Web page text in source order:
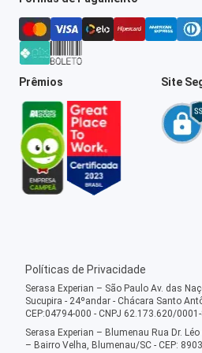
Prêmios Site
Políticas de Privacidade
Serasa Experian – São Paulo Av. das
Sucupira - 24ºandar - Chácara Santo
CEP:04794-000 - CNPJ 62.173.620/
Serasa Experian – Blumenau Rua Dr.
– Bairro Velha, Blumenau/SC - CEP: